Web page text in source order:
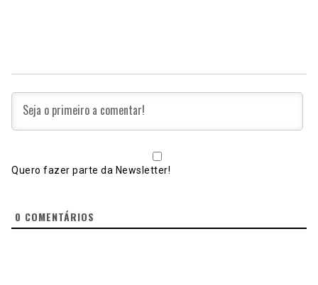
Quero fazer parte da Newsletter!
0 COMENTÁRIOS